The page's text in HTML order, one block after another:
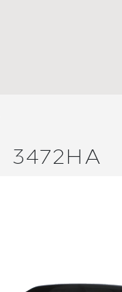
3472HA